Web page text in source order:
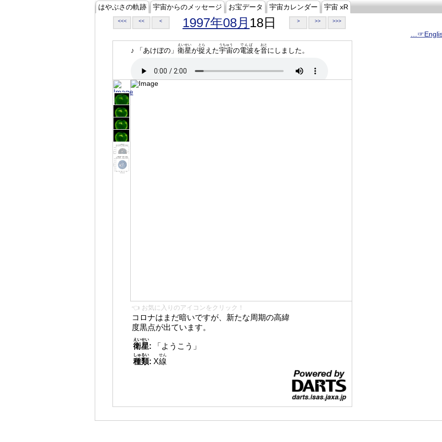
はやぶさの軌跡 宇宙からのメッセージ お宝データ 宇宙カレンダー 宇宙 xR
<<< << < 1997年08月 18日 > >> >>>
♪ 「あけぼの」 衛星
えいせい
が捉
とら
えた宇宙
うちゅう
の電波
でんぱ
を音
おと
にしました。
👈 お気に入りのアイコンをクリック！
コロナはまだ暗いですが、新たな周期の高緯
度黒点が出ています。
衛星
えいせい
:
「ようこう」
種類
しゅるい
: X線
せん